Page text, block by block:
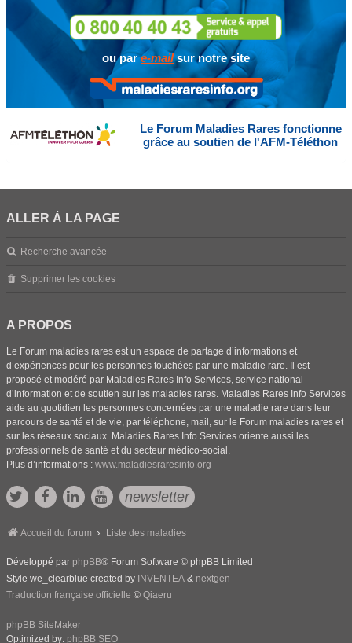
ou pare-mailsur notre site
Le Forum Maladies Rares fonctionne
grâce au soutien de l'AFM-Téléthon
ALLER À LA PAGE
Recherche avancée
Supprimer les cookies
A PROPOS
Le Forum maladies rares est un espace de partage d’informations et
d’expériences pour les personnes touchées par une maladie rare. Il est
proposé et modéré par Maladies Rares Info Services, service national
d’information et de soutien sur les maladies rares. Maladies Rares Info Services
aide au quotidien les personnes concernées par une maladie rare dans leur
parcours de santé et de vie, par téléphone, mail, sur le Forum maladies rares et
sur les réseaux sociaux. Maladies Rares Info Services oriente aussi les
professionnels de santé et du secteur médico-social.
Plus d’informations : www.maladiesraresinfo.org
newsletter
Accueil du forum Liste des maladies
Développé par phpBB® Forum Software © phpBB Limited
Style we_clearblue created by INVENTEA & nextgen
Traduction française officielle © Qiaeru
phpBB SiteMaker
Optimized by: phpBB SEO